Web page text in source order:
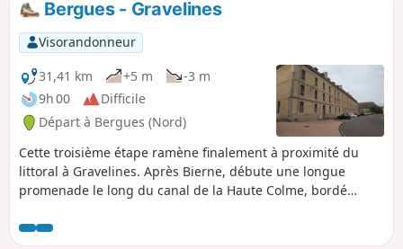
Bergues - Gravelines
Visorandonneur
31,41 km
+5 m
-3 m
9h 00
Difficile
Départ à Bergues (Nord)
Cette troisième étape ramène finalement à proximité du
littoral à Gravelines. Après Bierne, débute une longue
promenade le long du canal de la Haute Colme, bordé
puis change de direction pour rejoindre Gravelines en